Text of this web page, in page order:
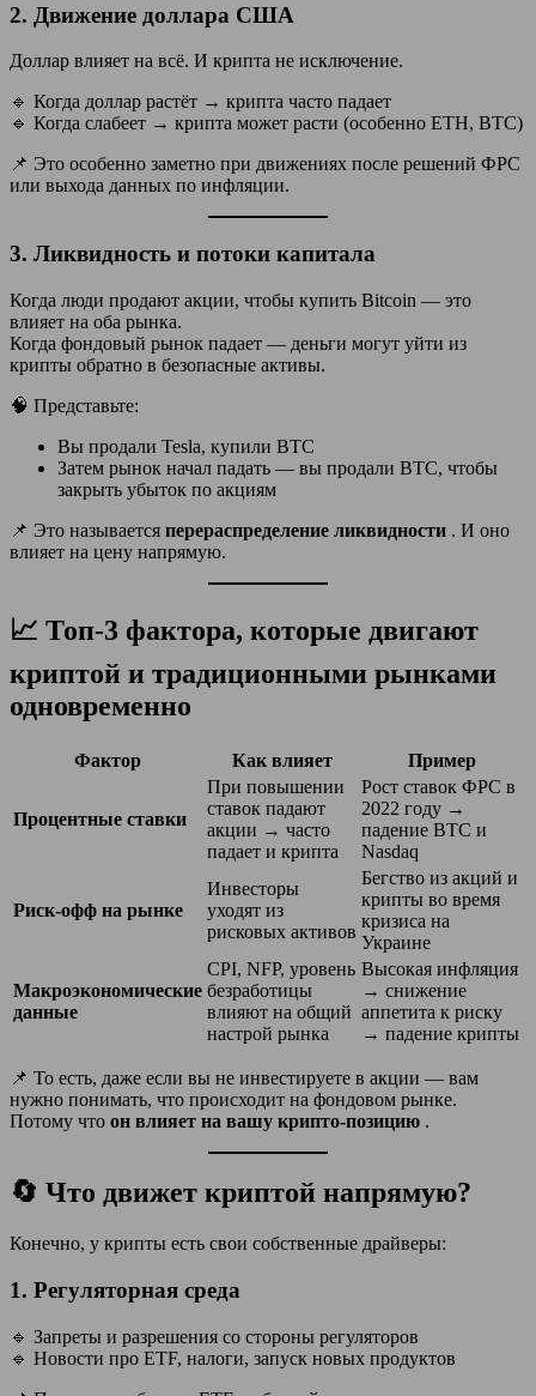
2. Движение доллара США
Доллар влияет на всё. И крипта не исключение.
🔹 Когда доллар растёт → крипта часто падает
🔹 Когда слабеет → крипта может расти (особенно ETH, BTC)
📌 Это особенно заметно при движениях после решений ФРС
или выхода данных по инфляции.
3. Ликвидность и потоки капитала
Когда люди продают акции, чтобы купить Bitcoin — это
влияет на оба рынка.
Когда фондовый рынок падает — деньги могут уйти из
крипты обратно в безопасные активы.
🧠 Представьте:
Вы продали Tesla, купили BTC
Затем рынок начал падать — вы продали BTC, чтобы
закрыть убыток по акциям
📌 Это называется перераспределение ликвидности . И оно
влияет на цену напрямую.
📈 Топ-3 фактора, которые двигают
криптой и традиционными рынками
одновременно
Фактор Как влияет Пример
Процентные ставки
При повышении
ставок падают
акции → часто
падает и крипта
Рост ставок ФРС в
2022 году →
падение BTC и
Nasdaq
Риск-офф на рынке
Инвесторы
уходят из
рисковых активов
Бегство из акций и
крипты во время
кризиса на
Украине
Макроэкономические
данные
CPI, NFP, уровень
безработицы
влияют на общий
настрой рынка
Высокая инфляция
→ снижение
аппетита к риску
→ падение крипты
📌 То есть, даже если вы не инвестируете в акции — вам
нужно понимать, что происходит на фондовом рынке.
Потому что он влияет на вашу крипто-позицию .
🔄 Что движет криптой напрямую?
Конечно, у крипты есть свои собственные драйверы:
1. Регуляторная среда
🔹 Запреты и разрешения со стороны регуляторов
🔹 Новости про ETF, налоги, запуск новых продуктов